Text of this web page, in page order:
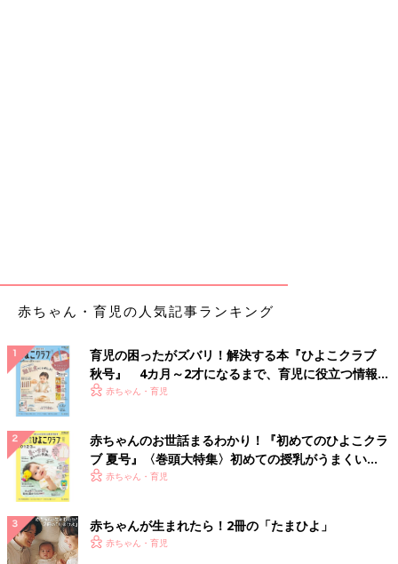
赤ちゃん・育児の人気記事ランキング
育児の困ったがズバリ！解決する本『ひよこクラブ
秋号』 4カ月～2才になるまで、育児に役立つ情報が
いっぱい！
赤ちゃん・育児
赤ちゃんのお世話まるわかり！『初めてのひよこクラ
ブ 夏号』〈巻頭大特集〉初めての授乳がうまくい
く！ おっぱい・ミルクの基本と夏のトラブル 解決テ
赤ちゃん・育児
赤ちゃんが生まれたら！2冊の「たまひよ」
赤ちゃん・育児